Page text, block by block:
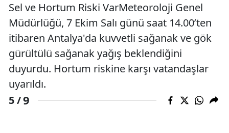
Sel ve Hortum Riski VarMeteoroloji Genel
Müdürlüğü, 7 Ekim Salı günü saat 14.00’ten
itibaren Antalya'da kuvvetli sağanak ve gök
gürültülü sağanak yağış beklendiğini
duyurdu. Hortum riskine karşı vatandaşlar
uyarıldı.
5 /9